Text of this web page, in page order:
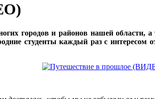
городов и районов нашей области,
студенты каждый раз с интересом